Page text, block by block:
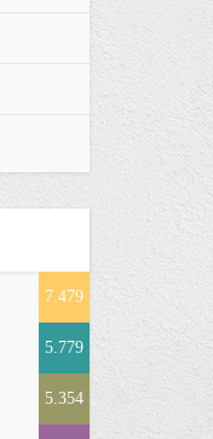
7.479
5.779
5.354